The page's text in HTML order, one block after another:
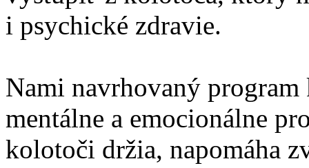
i psychické zdravie.
Nami navrhovaný
mentálne a emocionálne
kolotoči držia, napomáha